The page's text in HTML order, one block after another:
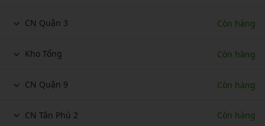
CN Quận 3 Còn hàng
Kho Tổng Còn hàng
CN Quận 9 Còn hàng
CN Tân Phú 2 Còn hàng